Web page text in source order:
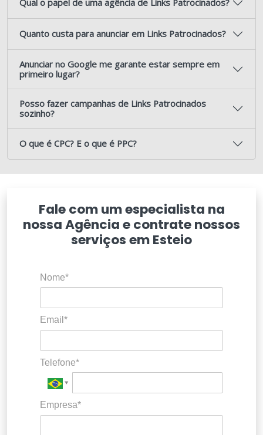
Qual o papel de uma agência de Links Patrocinados?
Quanto custa para anunciar em Links Patrocinados?
Anunciar no Google me garante estar sempre em
primeiro lugar?
Posso fazer campanhas de Links Patrocinados
sozinho?
O que é CPC? E o que é PPC?
Fale com um especialista na
nossa Agência e contrate nossos
serviços em Esteio
Nome*
Email*
Telefone*
Empresa*